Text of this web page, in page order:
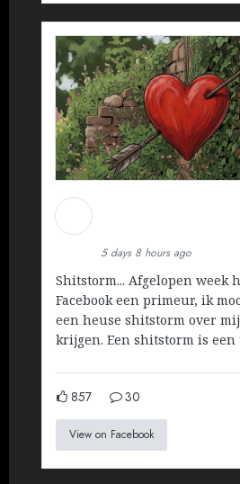
5 days 8 hours ago
Shitstorm... Afgelopen week
Facebook een primeur, ik
een heuse shitstorm over
krijgen. Een shitstorm is
857 30
View on Facebook